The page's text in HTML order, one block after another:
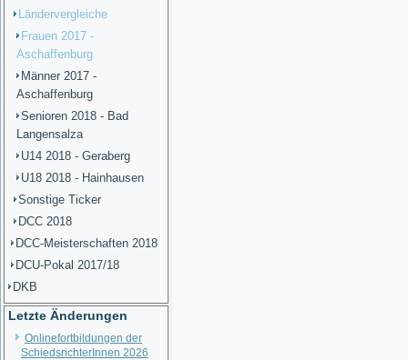
Ländervergleiche
Frauen 2017 -
Aschaffenburg
Männer 2017 -
Aschaffenburg
Senioren 2018 - Bad
Langensalza
U14 2018 - Geraberg
U18 2018 - Hainhausen
Sonstige Ticker
DCC 2018
DCC-Meisterschaften 2018
DCU-Pokal 2017/18
DKB
Letzte Änderungen
Onlinefortbildungen der
SchiedsrichterInnen 2026